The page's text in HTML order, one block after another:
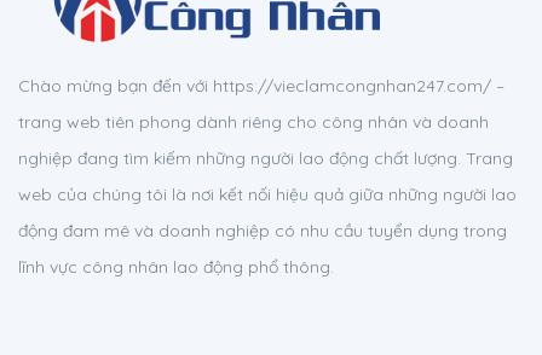
Chào mừng bạn đến với https://vieclamcongnhan247.com/ –
trang web tiên phong dành riêng cho công nhân và doanh
nghiệp đang tìm kiếm những người lao động chất lượng. Trang
web của chúng tôi là nơi kết nối hiệu quả giữa những người lao
động đam mê và doanh nghiệp có nhu cầu tuyển dụng trong
lĩnh vực công nhân lao động phổ thông.